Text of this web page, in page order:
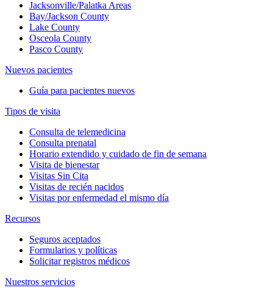
Jacksonville/Palatka Areas
Bay/Jackson County
Lake County
Osceola County
Pasco County
Nuevos pacientes
Guía para pacientes nuevos
Tipos de visita
Consulta de telemedicina
Consulta prenatal
Horario extendido y cuidado de fin de semana
Visita de bienestar
Visitas Sin Cita
Visitas de recién nacidos
Visitas por enfermedad el mismo día
Recursos
Seguros aceptados
Formularios y políticas
Solicitar registros médicos
Nuestros servicios